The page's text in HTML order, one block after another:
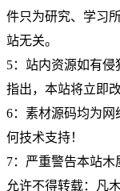
件只为研究、学习
站无关。
5：站内资源如有侵
指出，本站将立即改
6：素材源码均为
何技术支持！
7：严重警告本站
允许不得转载：凡